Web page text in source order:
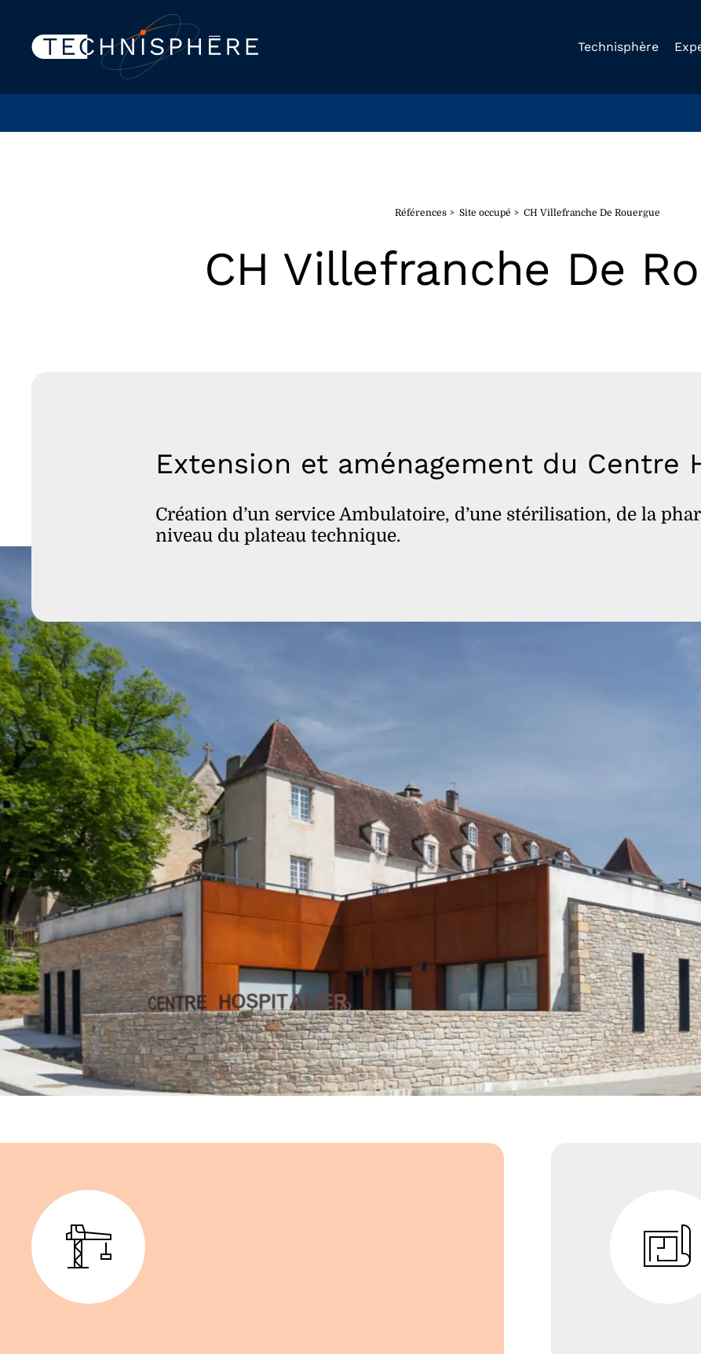
Technisphère
Références Site occupé CH Villefranche De Rouergue
CH Villefranche De
Extension et aménagement du Centre
Création d’un service Ambulatoire, d’une stérilisation, de la
niveau du plateau technique.